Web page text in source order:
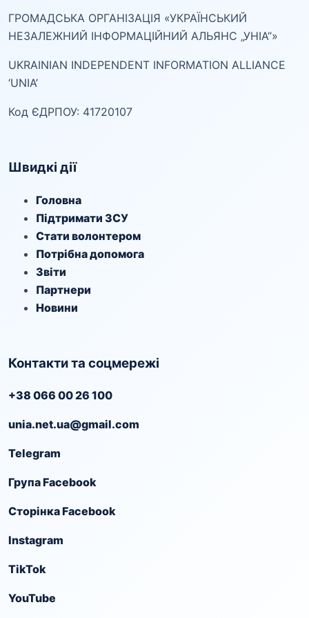
ГРОМАДСЬКА ОРГАНІЗАЦІЯ «УКРАЇНСЬКИЙ
НЕЗАЛЕЖНИЙ ІНФОРМАЦІЙНИЙ АЛЬЯНС „УНІА“»
UKRAINIAN INDEPENDENT INFORMATION ALLIANCE
‘UNIA’
Код ЄДРПОУ: 41720107
Швидкі дії
Головна
Підтримати ЗСУ
Стати волонтером
Потрібна допомога
Звіти
Партнери
Новини
Контакти та соцмережі
+38 066 00 26 100
unia.net.ua@gmail.com
Telegram
Група Facebook
Сторінка Facebook
Instagram
TikTok
YouTube